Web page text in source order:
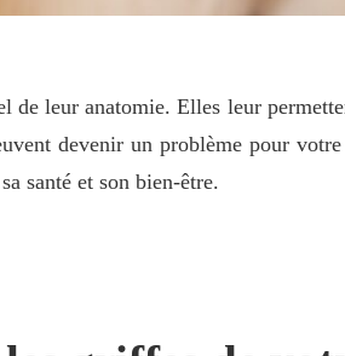
de leur anatomie. Elles leur
devenir un problème pour
santé et son bien-être.